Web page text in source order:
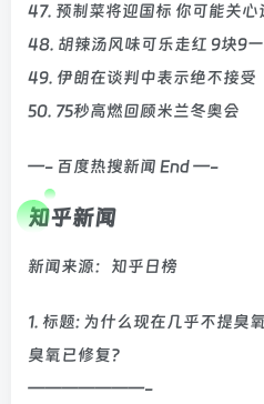
47. 预制菜将迎国标 你可能关
48. 胡辣汤风味可乐走红 9块9
49. 伊朗在谈判中表示绝不接
50. 75秒高燃回顾米兰冬奥会
—- 百度热搜新闻 End —-
知乎新闻
新闻来源：知乎日榜
1. 标题: 为什么现在几乎不提臭
臭氧已修复？
———————-